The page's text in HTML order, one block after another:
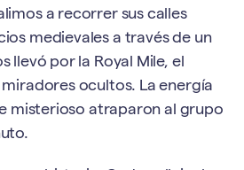
a recorrer sus calles
medievales a través de un
llevó por la Royal Mile, el
ocultos. La energía
misterioso atraparon al grupo